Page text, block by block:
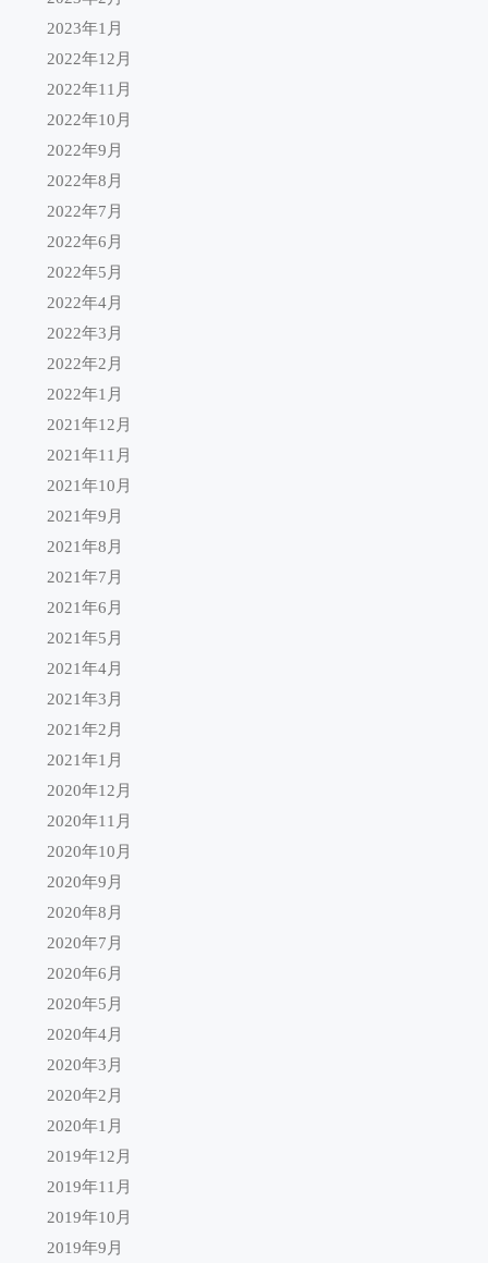
2023年1月
2022年12月
2022年11月
2022年10月
2022年9月
2022年8月
2022年7月
2022年6月
2022年5月
2022年4月
2022年3月
2022年2月
2022年1月
2021年12月
2021年11月
2021年10月
2021年9月
2021年8月
2021年7月
2021年6月
2021年5月
2021年4月
2021年3月
2021年2月
2021年1月
2020年12月
2020年11月
2020年10月
2020年9月
2020年8月
2020年7月
2020年6月
2020年5月
2020年4月
2020年3月
2020年2月
2020年1月
2019年12月
2019年11月
2019年10月
2019年9月